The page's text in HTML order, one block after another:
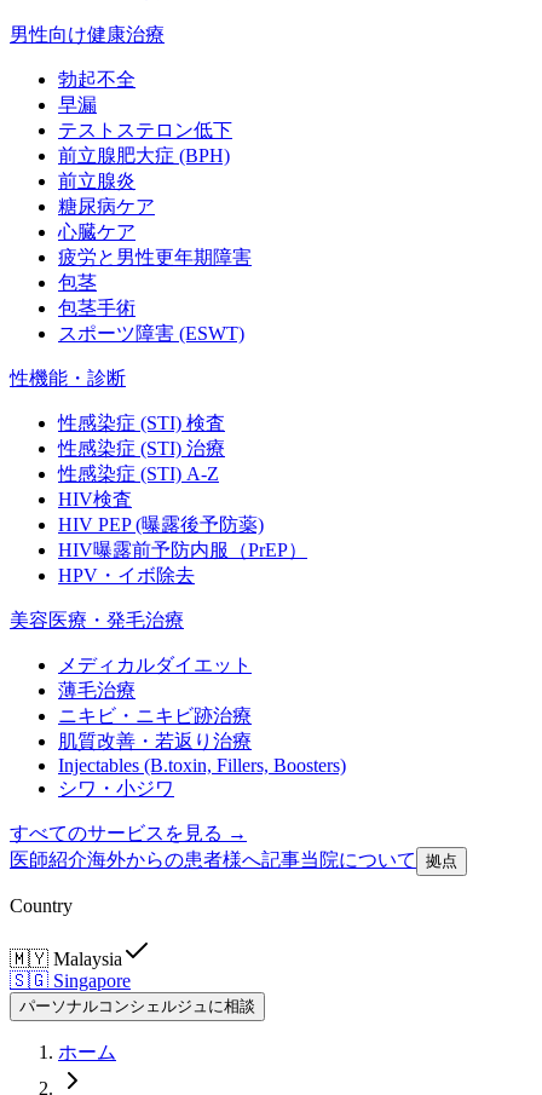
男性向け健康治療
勃起不全
早漏
テストステロン低下
前立腺肥大症 (BPH)
前立腺炎
糖尿病ケア
心臓ケア
疲労と男性更年期障害
包茎
包茎手術
スポーツ障害 (ESWT)
性機能・診断
性感染症 (STI) 検査
性感染症 (STI) 治療
性感染症 (STI) A-Z
HIV検査
HIV PEP (曝露後予防薬)
HIV曝露前予防内服（PrEP）
HPV・イボ除去
美容医療・発毛治療
メディカルダイエット
薄毛治療
ニキビ・ニキビ跡治療
肌質改善・若返り治療
Injectables (B.toxin, Fillers, Boosters)
シワ・小ジワ
すべてのサービスを見る →
医師紹介海外からの患者様へ記事当院について 拠点
Country
🇲🇾 Malaysia
🇸🇬 Singapore
パーソナルコンシェルジュに相談
ホーム